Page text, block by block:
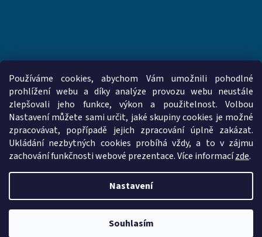
Používáme cookies, abychom Vám umožnili pohodlné
prohlížení webu a díky analýze provozu webu neustále
zlepšovali jeho funkce, výkon a použitelnost. Volbou
Nastavení můžete sami určit, jaké skupiny cookies je možné
zpracovávat, popřípadě jejich zpracování úplně zakázat.
Ukládání nezbytných cookies probíhá vždy, a to v zájmu
zachování funkčnosti webové prezentace. Více informacízde.
Nastavení
Souhlasím
www.vzduchotechnika-ventilatory.cz www.palmat.cz
Vytvořil Shoptet
Copyright 2026vzduchotechnika-ventilatory.cz. Všechna práva
Upravit nastavení cookies